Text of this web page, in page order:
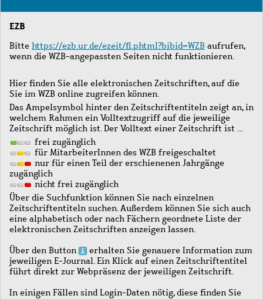
Journals
EZB
Bitte https://ezb.ur.de/ezeit/fl.phtml?bibid=WZB aufrufen,
wenn die WZB-angepassten Seiten nicht funktionieren.
Hier finden Sie alle elektronischen Zeitschriften, auf die
Sie im WZB online zugreifen können.
Das Ampelsymbol hinter den Zeitschriftentiteln zeigt an, in
welchem Rahmen ein Volltextzugriff auf die jeweilige
Zeitschrift möglich ist. Der Volltext einer Zeitschrift ist …
frei zugänglich
für MitarbeiterInnen des WZB freigeschaltet
nur für einen Teil der erschienenen Jahrgänge
zugänglich
nicht frei zugänglich
Über die Suchfunktion können Sie nach einzelnen
Zeitschriftentiteln suchen. Außerdem können Sie sich auch
eine alphabetisch oder nach Fächern geordnete Liste der
elektronischen Zeitschriften anzeigen lassen.
Über den Button
erhalten Sie genauere Information zum
jeweiligen E-Journal. Ein Klick auf einen Zeitschriftentitel
führt direkt zur Webpräsenz der jeweiligen Zeitschrift.
In einigen Fällen sind Login-Daten nötig, diese finden Sie